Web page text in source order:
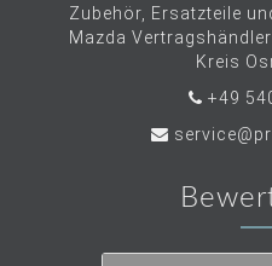
Zubehör, Ersatzteile
Mazda
Kreis
+49